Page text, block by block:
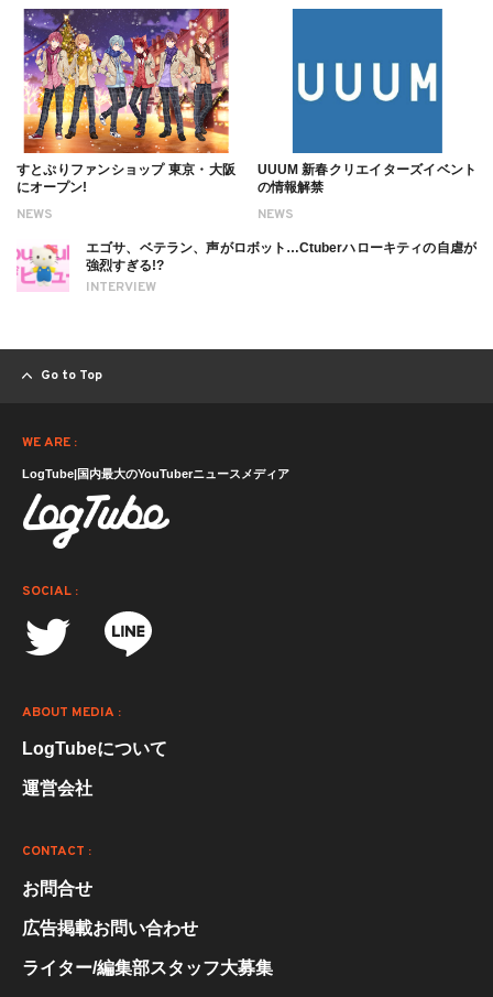
NEWS
すとぷりファンショップ 東京・大阪
にオープン!
NEWS
UUUM 新春クリエイターズイベント
の情報解禁
INTERVIEW
エゴサ、ベテラン、声がロボット…Ctuberハローキティの自虐が
強烈すぎる!?
Go to Top
WE ARE :
LogTube|国内最大のYouTuberニュースメディア
SOCIAL :
ABOUT MEDIA :
LogTubeについて
運営会社
CONTACT :
お問合せ
広告掲載お問い合わせ
ライター/編集部スタッフ大募集